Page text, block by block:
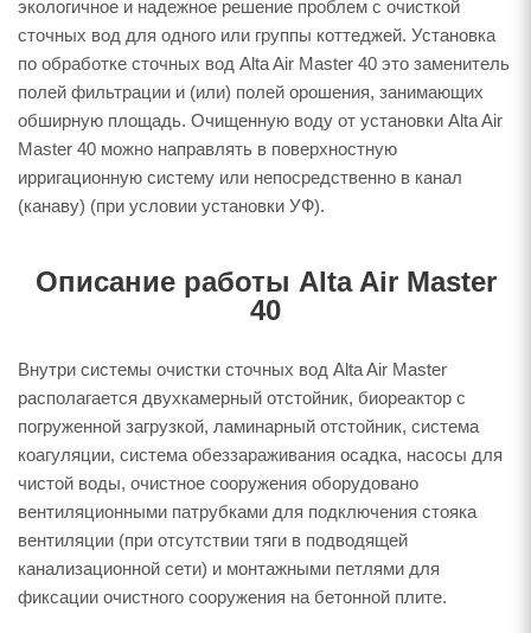
экологичное и надежное решение проблем с очисткой
сточных вод для одного или группы коттеджей. Установка
по обработке сточных вод Alta Air Master 40 это заменитель
полей фильтрации и (или) полей орошения, занимающих
обширную площадь. Очищенную воду от установки Alta Air
Master 40 можно направлять в поверхностную
ирригационную систему или непосредственно в канал
(канаву) (при условии установки УФ).
Описание работы Alta Air Master
40
Внутри системы очистки сточных вод Alta Air Master
располагается двухкамерный отстойник, биореактор с
погруженной загрузкой, ламинарный отстойник, система
коагуляции, система обеззараживания осадка, насосы для
чистой воды, очистное сооружения оборудовано
вентиляционными патрубками для подключения стояка
вентиляции (при отсутствии тяги в подводящей
канализационной сети) и монтажными петлями для
фиксации очистного сооружения на бетонной плите.